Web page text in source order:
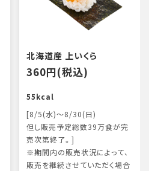
北海道産 上いくら
360円(税込)
55kcal
[8/5(水)～8/30(日)
但し販売予定総数39万食が完
売次第終了。]
※期間内の販売状況によって、
販売を継続させていただく場合